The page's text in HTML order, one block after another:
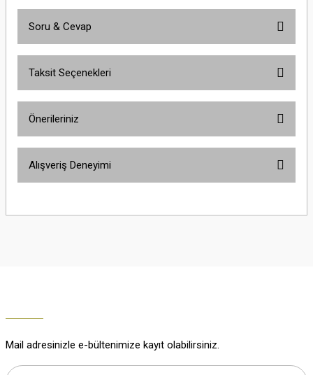
Soru & Cevap
Taksit Seçenekleri
Önerileriniz
yetersiz gördüğünüz noktaları öneri formunu kullanarak tarafımıza
Alışveriş Deneyimi
Mail adresinizle e-bültenimize kayıt olabilirsiniz.